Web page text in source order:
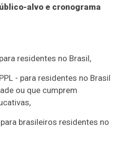
alvo e cronograma
residentes no Brasil,
- para residentes no Brasil
ou que cumprem
brasileiros residentes no